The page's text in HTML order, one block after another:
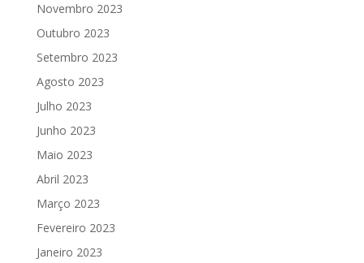
Novembro 2023
Outubro 2023
Setembro 2023
Agosto 2023
Julho 2023
Junho 2023
Maio 2023
Abril 2023
Março 2023
Fevereiro 2023
Janeiro 2023